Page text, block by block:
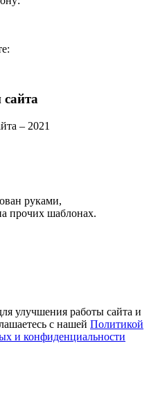
– 2021
руками,
прочих шаблонах.
улучшения работы сайта и
с нашей Политикой
и конфиденциальности